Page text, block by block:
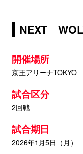
NEXT
開催場所
京王アリーナTOKYO
試合区分
2回戦
試合期日
2026年1月5日（月）